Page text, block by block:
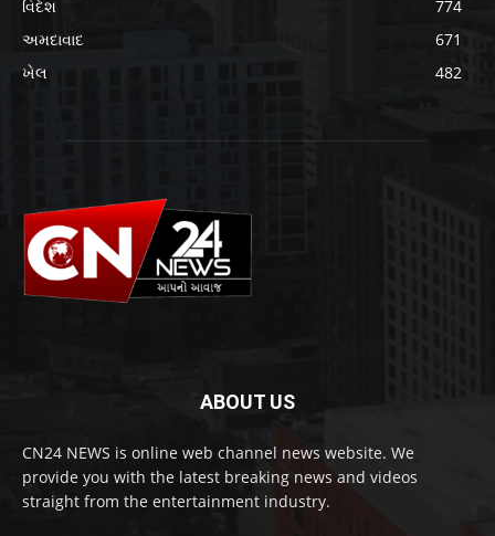
વિદેશ
774
અમદાવાદ
671
ખેલ
482
ABOUT US
CN24 NEWS is online web channel news website. We
provide you with the latest breaking news and videos
straight from the entertainment industry.